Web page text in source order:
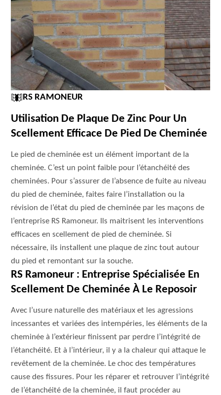
RS RAMONEUR
Utilisation De Plaque De Zinc Pour Un
Scellement Efficace De Pied De Cheminée
Le pied de cheminée est un élément important de la
cheminée. C’est un point faible pour l’étanchéité des
cheminées. Pour s’assurer de l’absence de fuite au niveau
du pied de cheminée, faites faire l’installation ou la
révision de l’état du pied de cheminée par les maçons de
l’entreprise RS Ramoneur. Ils maitrisent les interventions
efficaces en scellement de pied de cheminée. Si
nécessaire, ils installent une plaque de zinc tout autour
du pied et remontant sur la souche.
RS Ramoneur : Entreprise Spécialisée En
Scellement De Cheminée À Le Reposoir
Avec l’usure naturelle des matériaux et les agressions
incessantes et variées des intempéries, les éléments de la
cheminée à l’extérieur finissent par perdre l’intégrité de
l’étanchéité. Et à l’intérieur, il y a la chaleur qui attaque le
revêtement de la cheminée. Le choc des températures
cause des fissures. Pour les réparer et retrouver l’intégrité
de l’étanchéité de la cheminée, il faut procéder au